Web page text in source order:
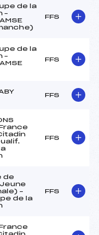
de la
–
FFS
de la
–
FFS
FFS
FFS
de
–
de la
FFS